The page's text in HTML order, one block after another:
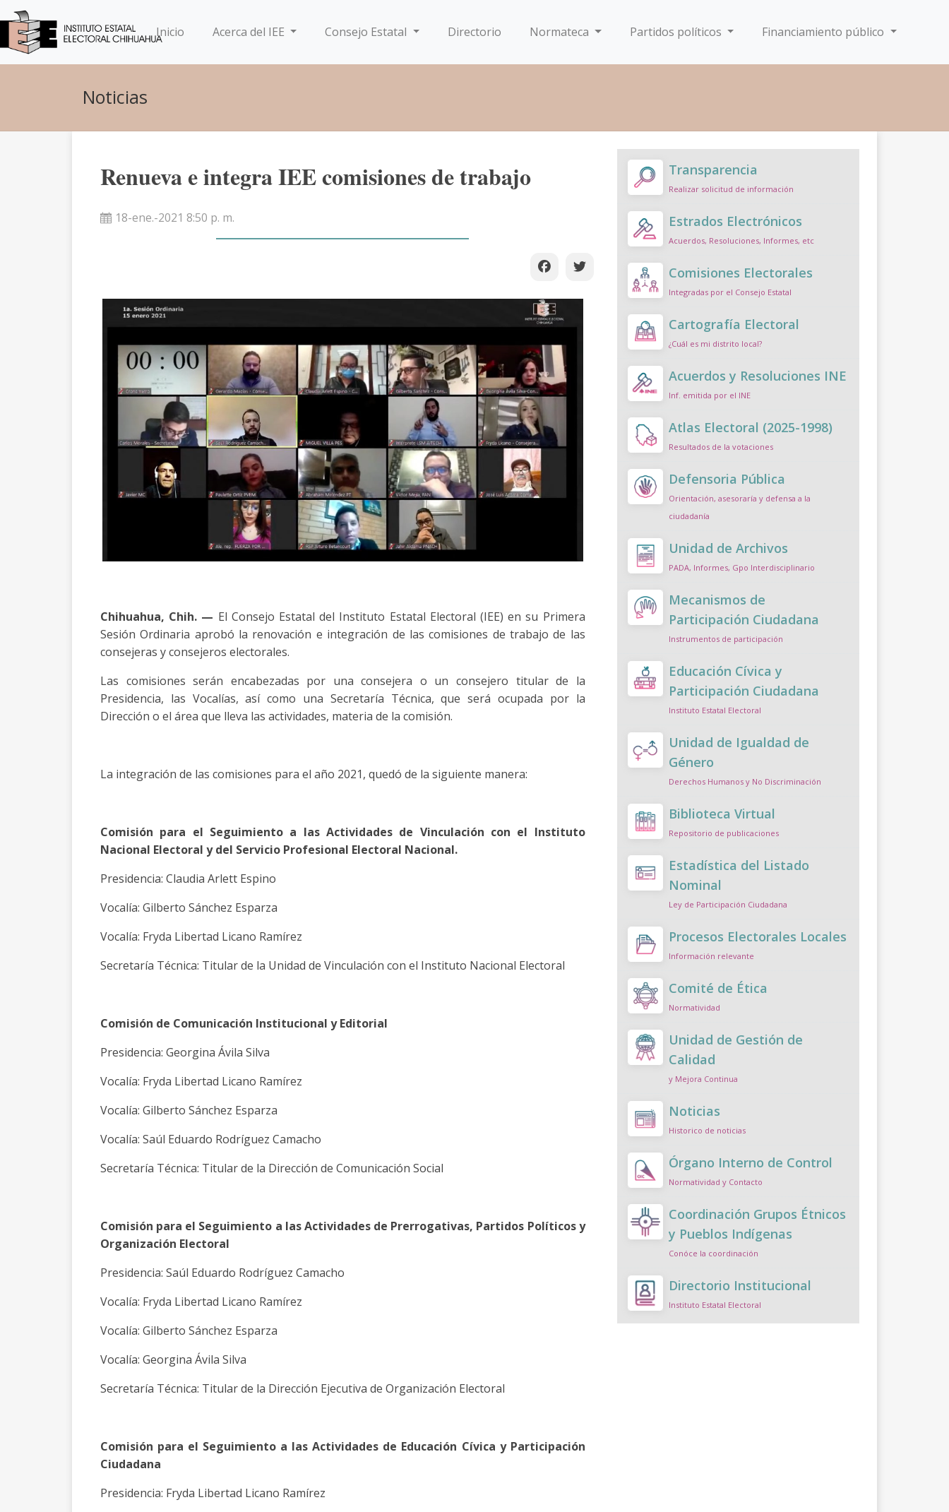
Inicio(current)Acerca del IEE Consejo Estatal Directorio Normateca Partidos políticos Financiamiento público
Noticias
Renueva e integra IEE comisiones de trabajo
18-ene.-2021 8:50 p. m.
Chihuahua, Chih. — El Consejo Estatal del Instituto Estatal Electoral (IEE) en su Primera
Sesión Ordinaria aprobó la renovación e integración de las comisiones de trabajo de las
consejeras y consejeros electorales.
Las comisiones serán encabezadas por una consejera o un consejero titular de la
Presidencia, las Vocalías, así como una Secretaría Técnica, que será ocupada por la
Dirección o el área que lleva las actividades, materia de la comisión.
La integración de las comisiones para el año 2021, quedó de la siguiente manera:
Comisión para el Seguimiento a las Actividades de Vinculación con el Instituto
Nacional Electoral y del Servicio Profesional Electoral Nacional.
Presidencia: Claudia Arlett Espino
Vocalía: Gilberto Sánchez Esparza
Vocalía: Fryda Libertad Licano Ramírez
Secretaría Técnica: Titular de la Unidad de Vinculación con el Instituto Nacional Electoral
Comisión de Comunicación Institucional y Editorial
Presidencia: Georgina Ávila Silva
Vocalía: Fryda Libertad Licano Ramírez
Vocalía: Gilberto Sánchez Esparza
Vocalía: Saúl Eduardo Rodríguez Camacho
Secretaría Técnica: Titular de la Dirección de Comunicación Social
Comisión para el Seguimiento a las Actividades de Prerrogativas, Partidos Políticos y
Organización Electoral
Presidencia: Saúl Eduardo Rodríguez Camacho
Vocalía: Fryda Libertad Licano Ramírez
Vocalía: Gilberto Sánchez Esparza
Vocalía: Georgina Ávila Silva
Secretaría Técnica: Titular de la Dirección Ejecutiva de Organización Electoral
Comisión para el Seguimiento a las Actividades de Educación Cívica y Participación
Ciudadana
Presidencia: Fryda Libertad Licano Ramírez
Transparencia
Realizar solicitud de información
Estrados Electrónicos
Acuerdos, Resoluciones, Informes, etc
Comisiones Electorales
Integradas por el Consejo Estatal
Cartografía Electoral
¿Cuál es mi distrito local?
Acuerdos y Resoluciones INE
Inf. emitida por el INE
Atlas Electoral (2025-1998)
Resultados de la votaciones
Defensoria Pública
Orientación, asesoraría y defensa a la
ciudadanía
Unidad de Archivos
PADA, Informes, Gpo Interdisciplinario
Mecanismos de
Participación Ciudadana
Instrumentos de participación
Educación Cívica y
Participación Ciudadana
Instituto Estatal Electoral
Unidad de Igualdad de
Género
Derechos Humanos y No Discriminación
Biblioteca Virtual
Repositorio de publicaciones
Estadística del Listado
Nominal
Ley de Participación Ciudadana
Procesos Electorales Locales
Información relevante
Comité de Ética
Normatividad
Unidad de Gestión de
Calidad
y Mejora Continua
Noticias
Historico de noticias
Órgano Interno de Control
Normatividad y Contacto
Coordinación Grupos Étnicos
y Pueblos Indígenas
Conóce la coordinación
Directorio Institucional
Instituto Estatal Electoral